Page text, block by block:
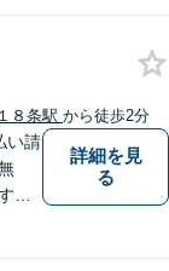
】
８条駅 から徒歩2分
い請
る
詳細を見
る